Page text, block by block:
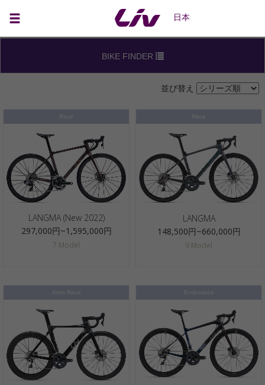
日本
BIKES
BIKE FINDER
並び替え
Race
LANGMA (New 2022)
297,000円~1,595,000円
7 Model
Race
LANGMA
148,500円~660,000円
9 Model
Aero Race Endurance